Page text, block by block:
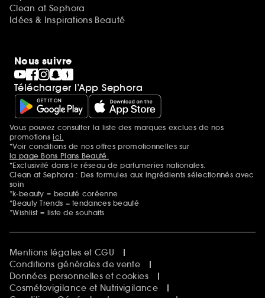
Clean at Sephora
Idées & Inspirations Beauté
Nous suivre
Télécharger l’App Sephora
Mentions additionnelles
Vous pouvez consulter la liste des marques exclues de nos
promotionsici.
*Voir conditions de nos offres promotionnelles sur
la page Bons Plans Beauté.
*Exclusivité dans le réseau de parfumeries nationales.
Clean at Sephora : Des formules aux ingrédients sélectionnés avec
soin
*k-beauty = beauté coréenne
*Beauty Trends = tendances beauté
*Wishlist = liste de souhaits
Mentions légales et CGU
Conditions générales de vente
Données personnelles et cookies
Cosmétovigilance et Nutrivigilance